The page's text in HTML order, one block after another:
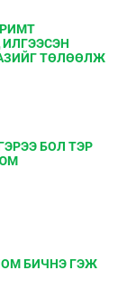
ИЛГЭЭСЭН
ТӨЛӨӨЛЖ
БОЛ ТЭР
БИЧНЭ ГЭЖ